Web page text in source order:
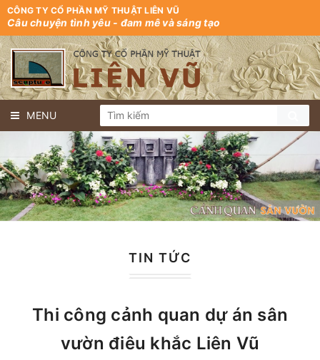
CÔNG TY CỔ PHẦN MỸ THUẬT LIÊN VŨ
Câu chuyện tình yêu - đam mê và sáng tạo
MENU
TIN TỨC
Thi công cảnh quan dự án sân
vườn điêu khắc Liên Vũ